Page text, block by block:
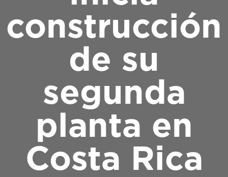
construcción
de su
segunda
planta en
Costa Rica